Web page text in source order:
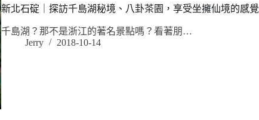
新北石碇｜探訪千島湖秘境、八卦茶園，享受坐擁仙境的感覺
千島湖？那不是浙江的著名景點嗎？看著朋…
Jerry
2018-10-14